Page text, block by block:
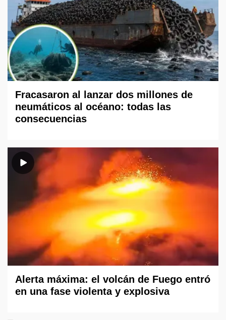
Fracasaron al lanzar dos millones de
neumáticos al océano: todas las
consecuencias
Alerta máxima: el volcán de Fuego entró
en una fase violenta y explosiva